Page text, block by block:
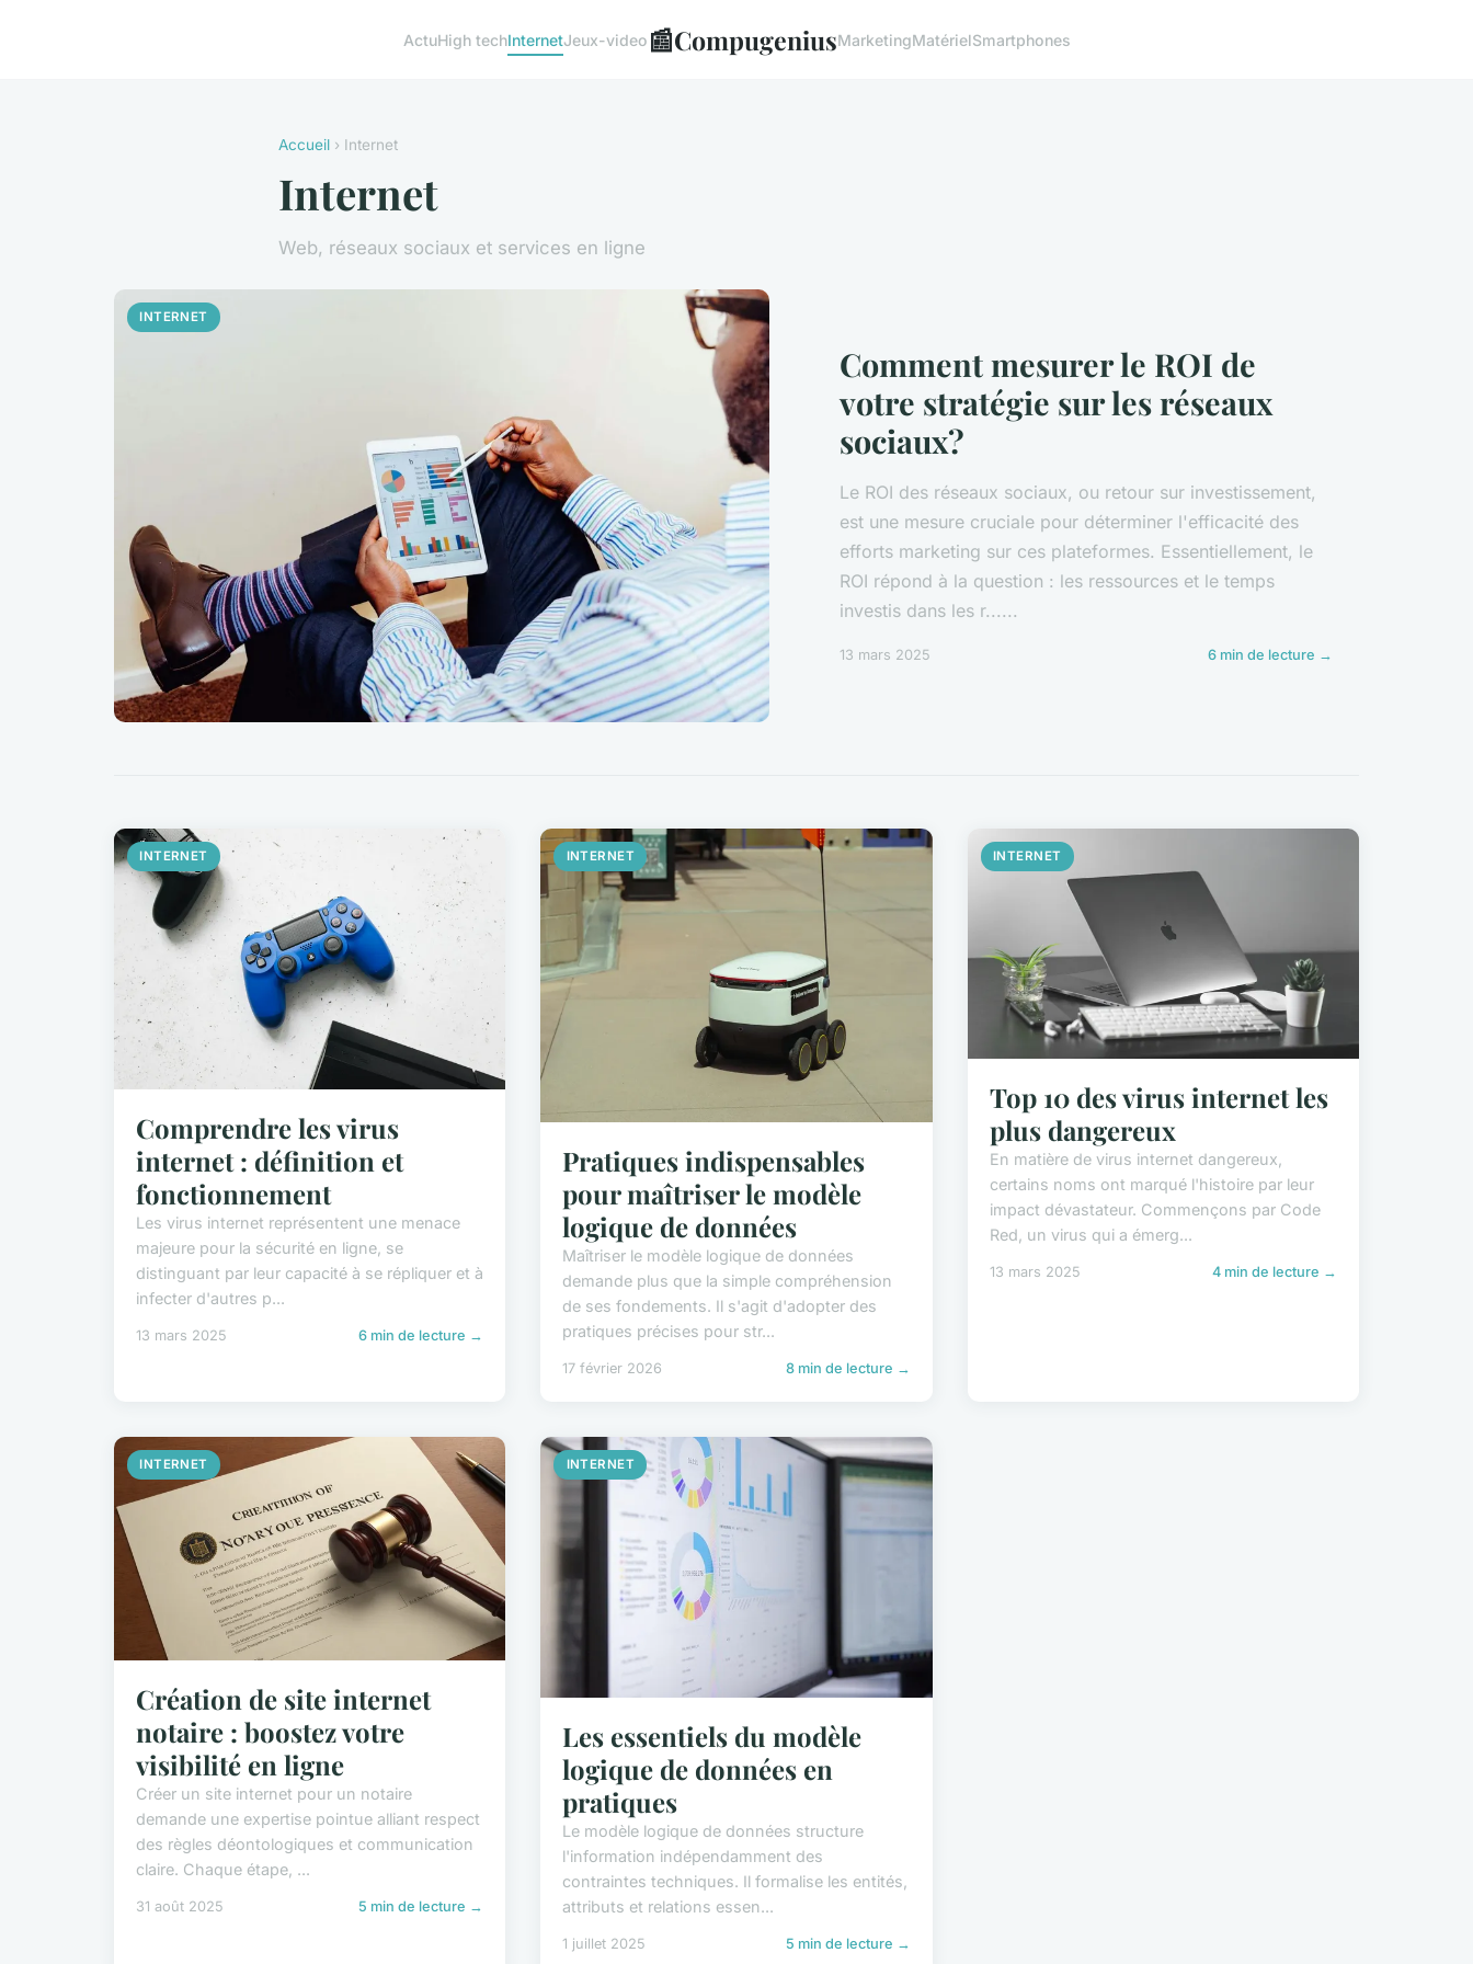
ActuHigh techInternetJeux-video 📰CompugeniusMarketingMatérielSmartphones
Accueil › Internet
Internet
Web, réseaux sociaux et services en ligne
INTERNET
Comment mesurer le ROI de
votre stratégie sur les réseaux
sociaux?
Le ROI des réseaux sociaux, ou retour sur investissement,
est une mesure cruciale pour déterminer l'efficacité des
efforts marketing sur ces plateformes. Essentiellement, le
ROI répond à la question : les ressources et le temps
investis dans les r......
13 mars 2025 6 min de lecture →
INTERNET
Comprendre les virus
internet : définition et
fonctionnement
Les virus internet représentent une menace
majeure pour la sécurité en ligne, se
distinguant par leur capacité à se répliquer et à
infecter d'autres p...
13 mars 2025 6 min de lecture →
INTERNET
Pratiques indispensables
pour maîtriser le modèle
logique de données
Maîtriser le modèle logique de données
demande plus que la simple compréhension
de ses fondements. Il s'agit d'adopter des
pratiques précises pour str...
17 février 2026 8 min de lecture →
INTERNET
Top 10 des virus internet les
plus dangereux
En matière de virus internet dangereux,
certains noms ont marqué l'histoire par leur
impact dévastateur. Commençons par Code
Red, un virus qui a émerg...
13 mars 2025 4 min de lecture →
INTERNET
Création de site internet
notaire : boostez votre
visibilité en ligne
Créer un site internet pour un notaire
demande une expertise pointue alliant respect
des règles déontologiques et communication
claire. Chaque étape, ...
31 août 2025 5 min de lecture →
INTERNET
Les essentiels du modèle
logique de données en
pratiques
Le modèle logique de données structure
l'information indépendamment des
contraintes techniques. Il formalise les entités,
attributs et relations essen...
1 juillet 2025 5 min de lecture →